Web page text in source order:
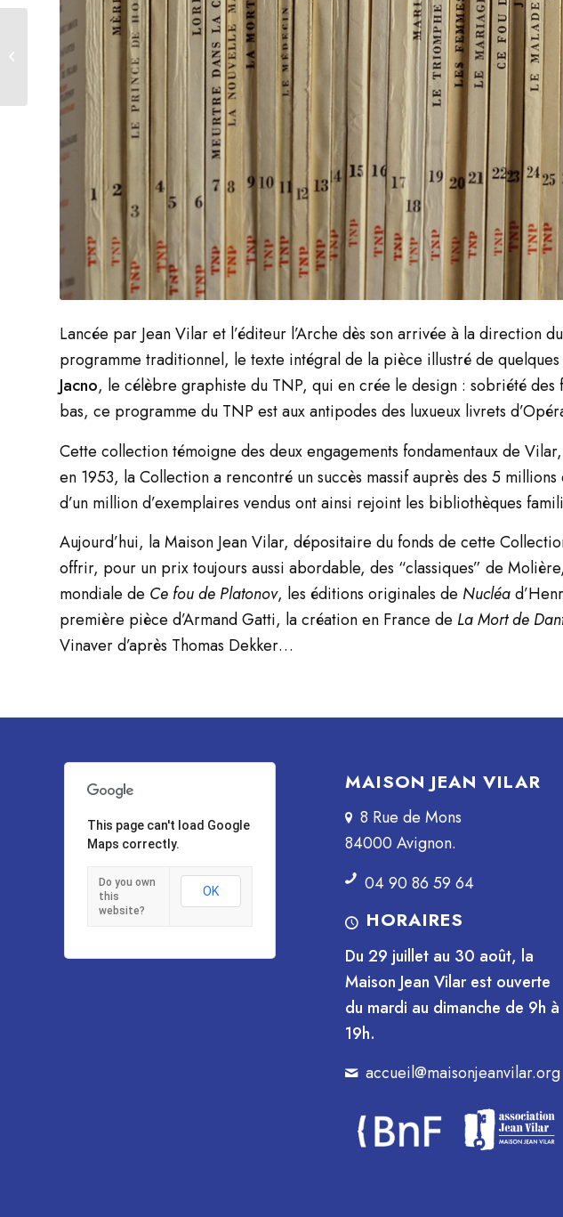
Lancée par Jean Vilar et l’éditeur l’Arche dès son arrivée à la
programme traditionnel, le texte intégral de la pièce illustré de quelques
Jacno, le célèbre graphiste du TNP, qui en crée le design : sobriété
bas, ce programme du TNP est aux antipodes des luxueux livrets
Cette collection témoigne des deux engagements fondamentaux de
en 1953, la Collection a rencontré un succès massif auprès des 5
d’un million d’exemplaires vendus ont ainsi rejoint les bibliothèques
Aujourd’hui, la Maison Jean Vilar, dépositaire du fonds de cette
offrir, pour un prix toujours aussi abordable, des “classiques” de
mondiale de Ce fou de Platonov, les éditions originales de Nucléa
première pièce d’Armand Gatti, la création en France de La Mort de
Vinaver d’après Thomas Dekker…
This page can't load Google
Maps correctly.
Do you own
this
website?
OK
MAISON JEAN VILAR
8 Rue de Mons
84000 Avignon.
04 90 86 59 64
HORAIRES
Du 29 juillet au 30 août, la
Maison Jean Vilar est ouverte
du mardi au dimanche de 9h à
19h.
accueil@maisonjeanvilar.org
Les Bref